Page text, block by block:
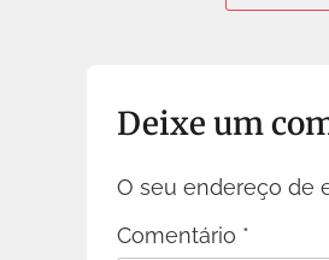
Deixe um
O seu endereço de
Comentário *